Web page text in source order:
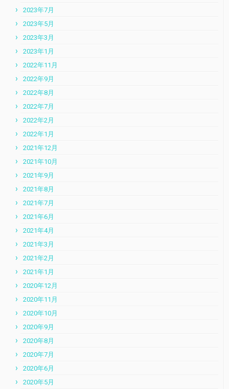
2023年7月
2023年5月
2023年3月
2023年1月
2022年11月
2022年9月
2022年8月
2022年7月
2022年2月
2022年1月
2021年12月
2021年10月
2021年9月
2021年8月
2021年7月
2021年6月
2021年4月
2021年3月
2021年2月
2021年1月
2020年12月
2020年11月
2020年10月
2020年9月
2020年8月
2020年7月
2020年6月
2020年5月